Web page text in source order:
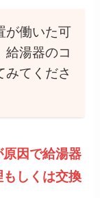
が働いた可
給湯器のコ
みてくださ
因で給湯器
しくは交換